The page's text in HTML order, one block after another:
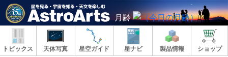
月齢
トピックス 天体写真 星空ガイド 星ナビ 製品情報 ショップ